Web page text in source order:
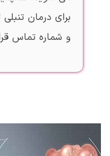
برای درمان
و شماره تماس